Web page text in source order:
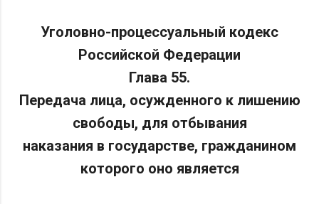
Уголовно-процессуальный кодекс
Российской Федерации
Глава 55.
Передача лица, осужденного к лишению
свободы, для отбывания
наказания в государстве, гражданином
которого оно является